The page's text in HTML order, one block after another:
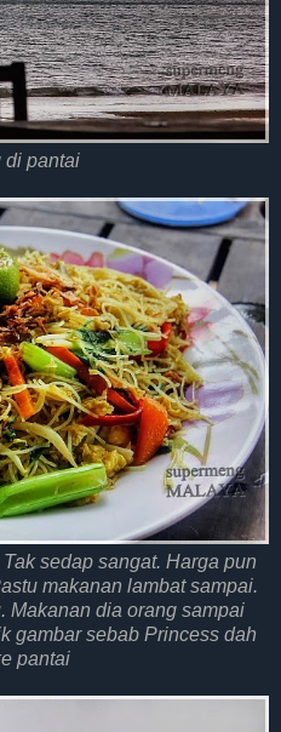
di pantai
sedap sangat. Harga pun
makanan lambat sampai.
Makanan dia orang sampai
gambar sebab Princess dah
pantai